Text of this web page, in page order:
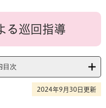
る巡回指導
目次
2024年9月30日更新